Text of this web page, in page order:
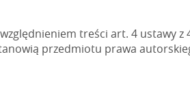
treści art. 4 ustawy z
przedmiotu prawa